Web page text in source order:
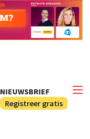
NIEUWSBRIEF
Registreer gratis